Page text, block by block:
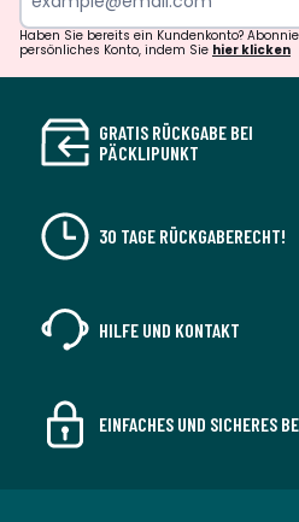
Haben Sie bereits ein Kundenkonto?
persönliches Konto, indem Sie hier klicken
GRATIS RÜCKGABE BEI
PÄCKLIPUNKT
30 TAGE RÜCKGABERECHT!
HILFE UND KONTAKT
EINFACHES UND SICHERES